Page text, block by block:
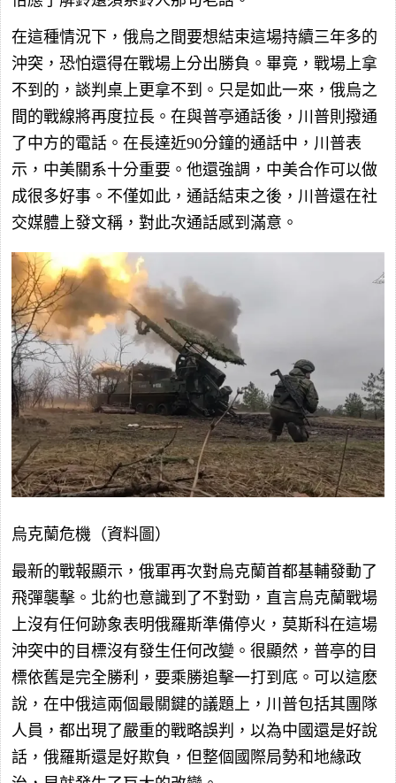
在這種情況下，俄烏之間要想結束這場持續三年多的
沖突，恐怕還得在戰場上分出勝負。畢竟，戰場上拿
不到的，談判桌上更拿不到。只是如此一來，俄烏之
間的戰線將再度拉長。在與普亭通話後，川普則撥通
了中方的電話。在長達近90分鐘的通話中，川普表
示，中美關系十分重要。他還強調，中美合作可以做
成很多好事。不僅如此，通話結束之後，川普還在社
交媒體上發文稱，對此次通話感到滿意。
烏克蘭危機（資料圖）
最新的戰報顯示，俄軍再次對烏克蘭首都基輔發動了
飛彈襲擊。北約也意識到了不對勁，直言烏克蘭戰場
上沒有任何跡象表明俄羅斯準備停火，莫斯科在這場
沖突中的目標沒有發生任何改變。很顯然，普亭的目
標依舊是完全勝利，要乘勝追擊一打到底。可以這麽
說，在中俄這兩個最關鍵的議題上，川普包括其團隊
人員，都出現了嚴重的戰略誤判，以為中國還是好說
話，俄羅斯還是好欺負，但整個國際局勢和地緣政